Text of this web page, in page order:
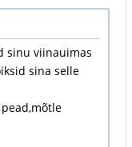
sinu viinauimas
sina selle